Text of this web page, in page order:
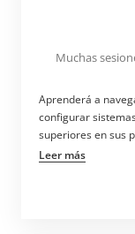
Muchas
Aprenderá a
configurar
superiores en sus
Leer más